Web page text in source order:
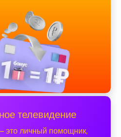
телевидение
это личный помощник,